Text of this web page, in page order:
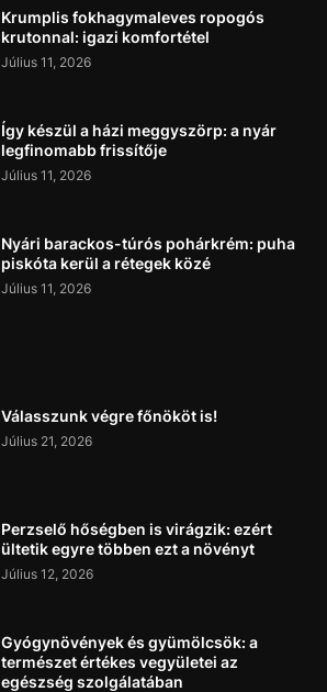
Krumplis fokhagymaleves ropogós
krutonnal: igazi komfortétel
Július 11, 2026
Így készül a házi meggyszörp: a nyár
legfinomabb frissítője
Július 11, 2026
Nyári barackos-túrós pohárkrém: puha
piskóta kerül a rétegek közé
Július 11, 2026
Válasszunk végre főnököt is!
Július 21, 2026
Perzselő hőségben is virágzik: ezért
ültetik egyre többen ezt a növényt
Július 12, 2026
Gyógynövények és gyümölcsök: a
természet értékes vegyületei az
egészség szolgálatában